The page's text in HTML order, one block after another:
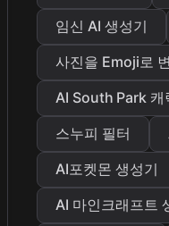
임신 AI 생성기
사진을 Emoji로
AI South Park 캐
스누피 필터
AI포켓몬 생성기
AI 마인크래프트